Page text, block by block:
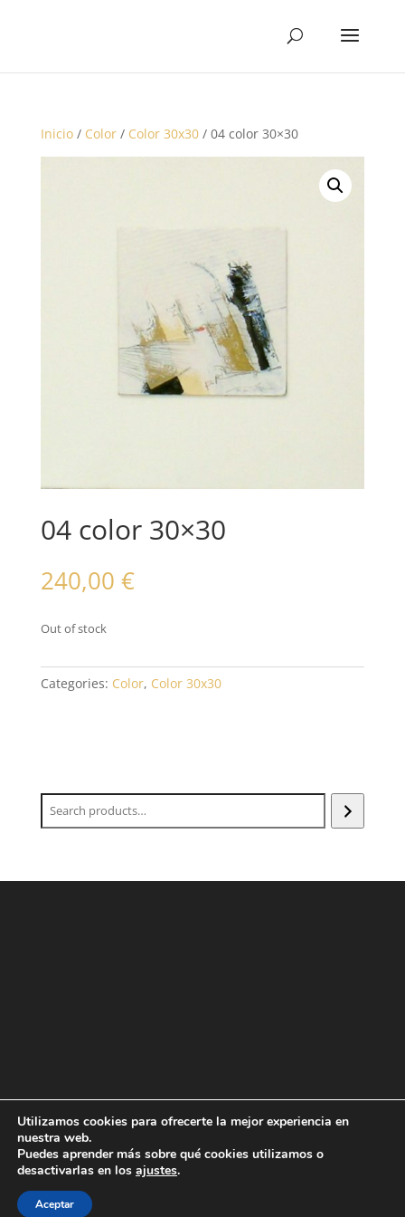
Inicio/ Color/ Color 30x30/ 04 color 30×30
04 color 30×30
240,00 €
Out of stock
Categories: Color, Color 30x30
Designed with love byshowin
Condiciones Generales de la Venta
condiciones de uso
Utilizamos cookies para ofrecerte la mejor experiencia en
nuestra web.
Puedes aprender más sobre qué cookies utilizamos o
desactivarlas en los ajustes.
Aceptar